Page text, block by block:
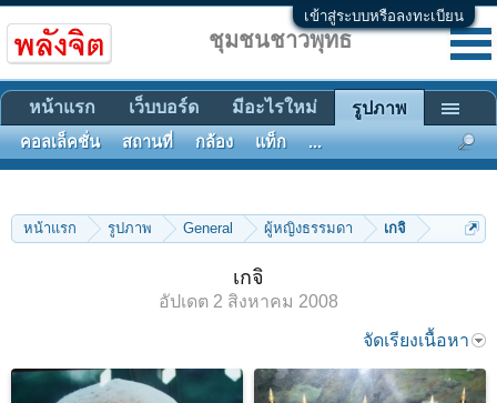
เข้าสู่ระบบหรือลงทะเบียน
หน้าแรก รูปภาพ General ผู้หญิงธรรมดา เกจิ
เกจิ
อัปเดต 2 สิงหาคม 2008
จัดเรียงเนื้อหา
ชุมชนชาวพุทธ
หน้าแรก เว็บบอร์ด มีอะไรใหม่ รูปภาพ
คอลเล็คชั่น สถานที่ กล้อง แท็ก ...